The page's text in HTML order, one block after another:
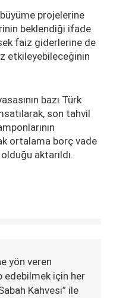
projelerine
beklendiği ifade
faiz giderlerine de
etkileyebileceğinin
bazı Türk
son tahvil
ortalama borç vade
aktarıldı.
yön veren
edebilmek için her
Kahvesi” ile